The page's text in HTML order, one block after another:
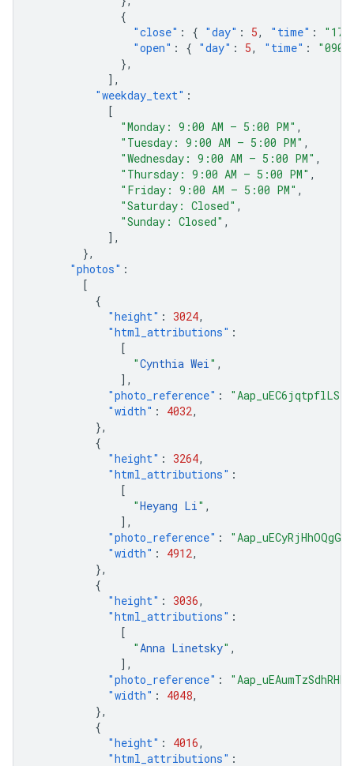
{
"close" : { "day" : 5, "time" :
"open" : { "day" : 5, "time" :
},
],
"weekday_text" :
[
"Monday: 9:00 AM – 5:00 PM" ,
"Tuesday: 9:00 AM – 5:00 PM" ,
"Wednesday: 9:00 AM – 5:00 PM" ,
"Thursday: 9:00 AM – 5:00 PM" ,
"Friday: 9:00 AM – 5:00 PM" ,
"Saturday: Closed" ,
"Sunday: Closed" ,
],
},
"photos" :
[
{
"height" : 3024,
"html_attributions" :
[
"Cynthia Wei" ,
],
"photo_reference" :
"width" : 4032,
},
{
"height" : 3264,
"html_attributions" :
[
"Heyang Li" ,
],
"photo_reference" :
"width" : 4912,
},
{
"height" : 3036,
"html_attributions" :
[
"Anna Linetsky" ,
],
"photo_reference" :
"width" : 4048,
},
{
"height" : 4016,
"html_attributions" :